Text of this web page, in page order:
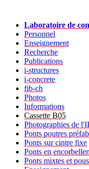
Laboratoire de
Personnel
Enseignement
Recherche
Publications
i-structures
i-concrete
fib-ch
Photos
Informations
Cassette B05
Photographies de
Ponts poutres
Ponts sur cintre fixe
Ponts en
Ponts mixtes et